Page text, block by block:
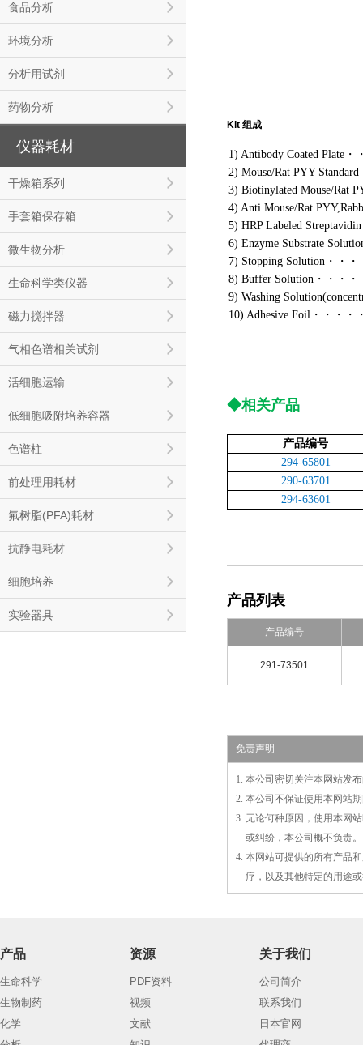
食品分析
环境分析
分析用试剂
药物分析
仪器耗材
干燥箱系列
手套箱保存箱
微生物分析
生命科学类仪器
磁力搅拌器
气相色谱相关试剂
活细胞运输
低细胞吸附培养容器
色谱柱
前处理用耗材
氟树脂(PFA)耗材
抗静电耗材
细胞培养
实验器具
Kit 组成
1) Antibody Coated Plate・
2) Mouse/Rat PYY
3) Biotinylated Mouse/Rat
4) Anti Mouse/Rat
5) HRP Labeled
6) Enzyme Substrate
7) Stopping Solution・・
8) Buffer Solution・・・
9) Washing
10) Adhesive Foil・・・・
◆相关产品
产品编号
294-65801
290-63701
294-63601
产品列表
产品编号
291-73501
免责声明
1. 本公司密切关注本网站发
2. 本公司不保证使用本网站
3. 无论何种原因，使用本网
或纠纷，本公司概不负责。
4. 本网站可提供的所有产品
疗，以及其他特定的用途
产品
生命科学
生物制药
化学
资源
PDF资料
视频
文献
关于我们
公司简介
联系我们
日本官网